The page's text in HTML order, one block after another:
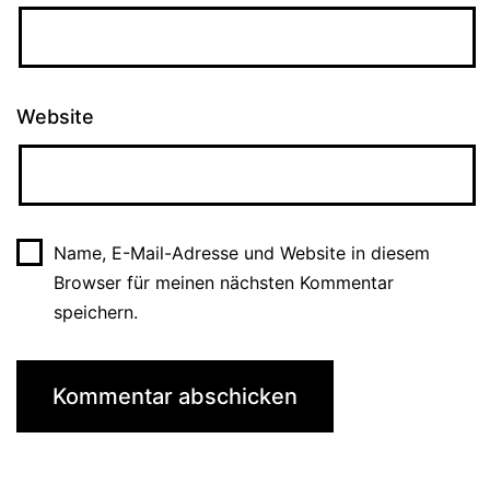
Website
Name, E-Mail-Adresse und Website in diesem
Browser für meinen nächsten Kommentar
speichern.